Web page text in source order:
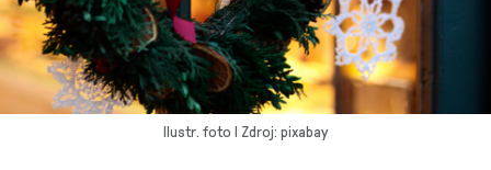
Ilustr. foto l Zdroj: pixabay